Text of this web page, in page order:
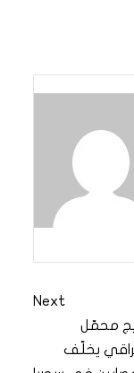
Next
محمّل
يخلّف